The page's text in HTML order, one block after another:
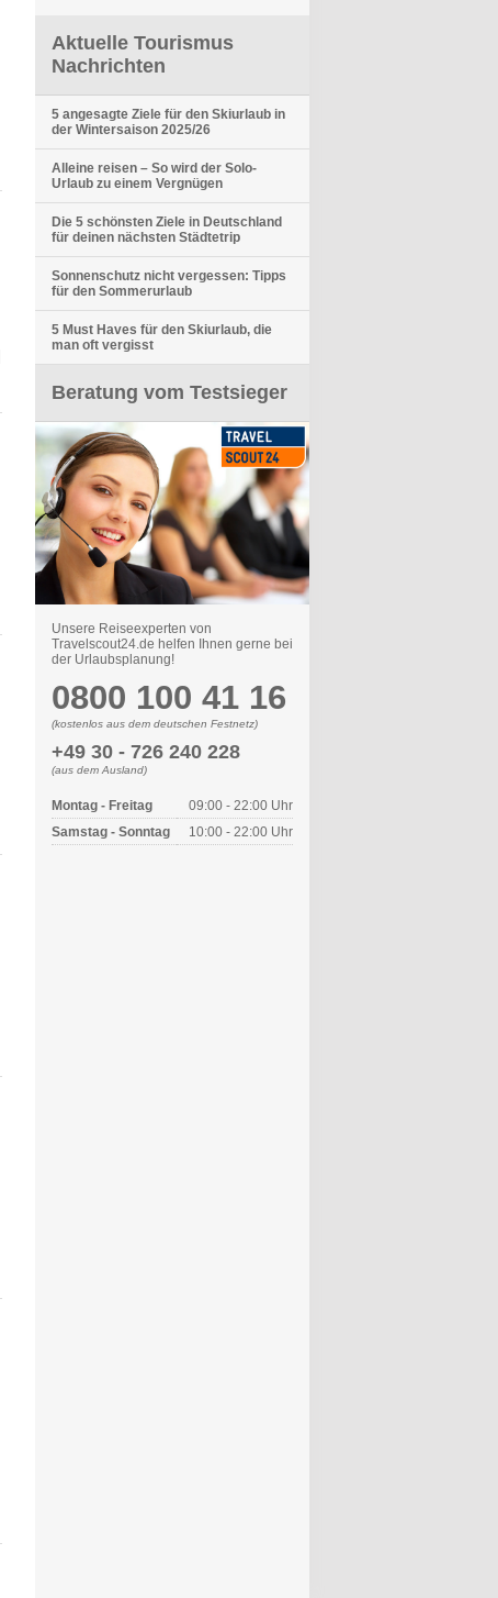
Aktuelle Tourismus
Nachrichten
5 angesagte Ziele für den Skiurlaub in
der Wintersaison 2025/26
Alleine reisen – So wird der Solo-
Urlaub zu einem Vergnügen
Die 5 schönsten Ziele in Deutschland
für deinen nächsten Städtetrip
Sonnenschutz nicht vergessen: Tipps
für den Sommerurlaub
5 Must Haves für den Skiurlaub, die
man oft vergisst
Beratung vom Testsieger
Unsere Reiseexperten von
Travelscout24.de helfen Ihnen gerne bei
der Urlaubsplanung!
0800 100 41 16
(kostenlos aus dem deutschen Festnetz)
+49 30 - 726 240 228
(aus dem Ausland)
Montag - Freitag
09:00 - 22:00 Uhr
Samstag - Sonntag
10:00 - 22:00 Uhr